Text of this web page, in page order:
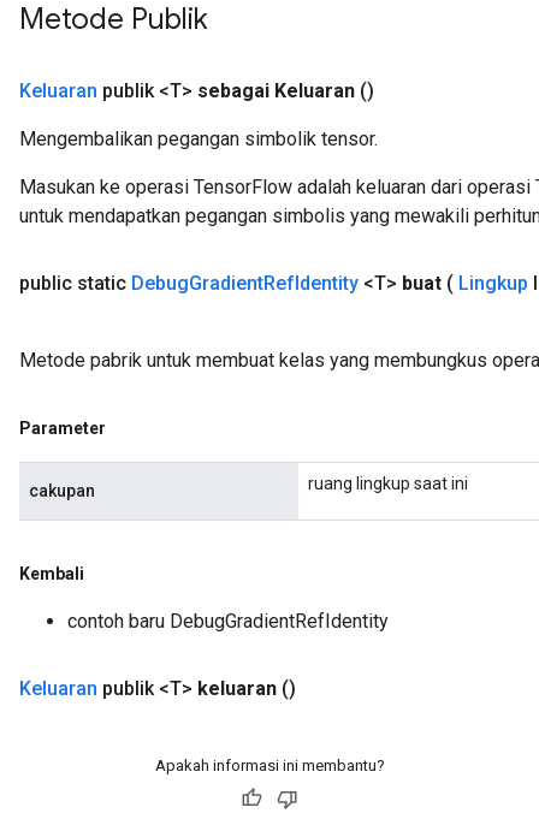
Metode Publik
Keluaran publik <T> sebagai Keluaran ()
Mengembalikan pegangan simbolik tensor.
Masukan ke operasi TensorFlow adalah keluaran dari
untuk mendapatkan pegangan simbolis yang mewakili
public static DebugGradientRefIdentity <T> buat ( Lingkup
Metode pabrik untuk membuat kelas yang membungkus
Parameter
cakupan ruang lingkup saat ini
Kembali
contoh baru DebugGradientRefIdentity
Keluaran publik <T> keluaran ()
Apakah informasi ini membantu?